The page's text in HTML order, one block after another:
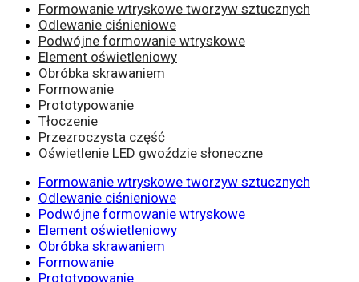
Formowanie wtryskowe tworzyw sztucznych
Odlewanie ciśnieniowe
Podwójne formowanie wtryskowe
Element oświetleniowy
Obróbka skrawaniem
Formowanie
Prototypowanie
Tłoczenie
Przezroczysta część
Oświetlenie LED gwoździe słoneczne
Formowanie wtryskowe tworzyw sztucznych
Odlewanie ciśnieniowe
Podwójne formowanie wtryskowe
Element oświetleniowy
Obróbka skrawaniem
Formowanie
Prototypowanie